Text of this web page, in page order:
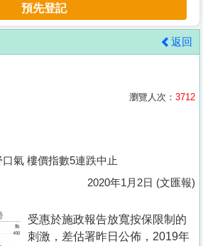
預先登記
返回
瀏覽人次： 3712
氣 樓價指數5連跌中止
2020年1月2日 (文匯報)
受惠於施政報告放寬按保限制的
刺激，差估署昨日公佈，2019年